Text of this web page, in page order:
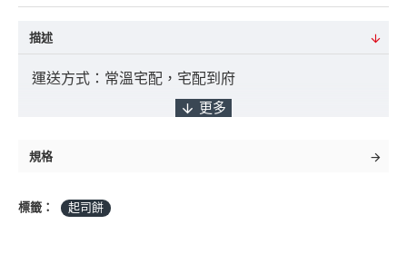
描述
運送方式：常溫宅配，宅配到府
付款方式：ATM轉帳 / 貨到付款 / 臨櫃匯款
*採匯款付款之客戶，商品將於確認入帳後3
規格
標籤： 起司餅